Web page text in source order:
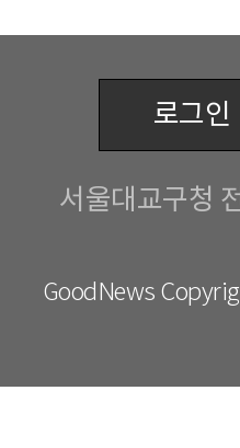
로그인
서울대교구청
GoodNews